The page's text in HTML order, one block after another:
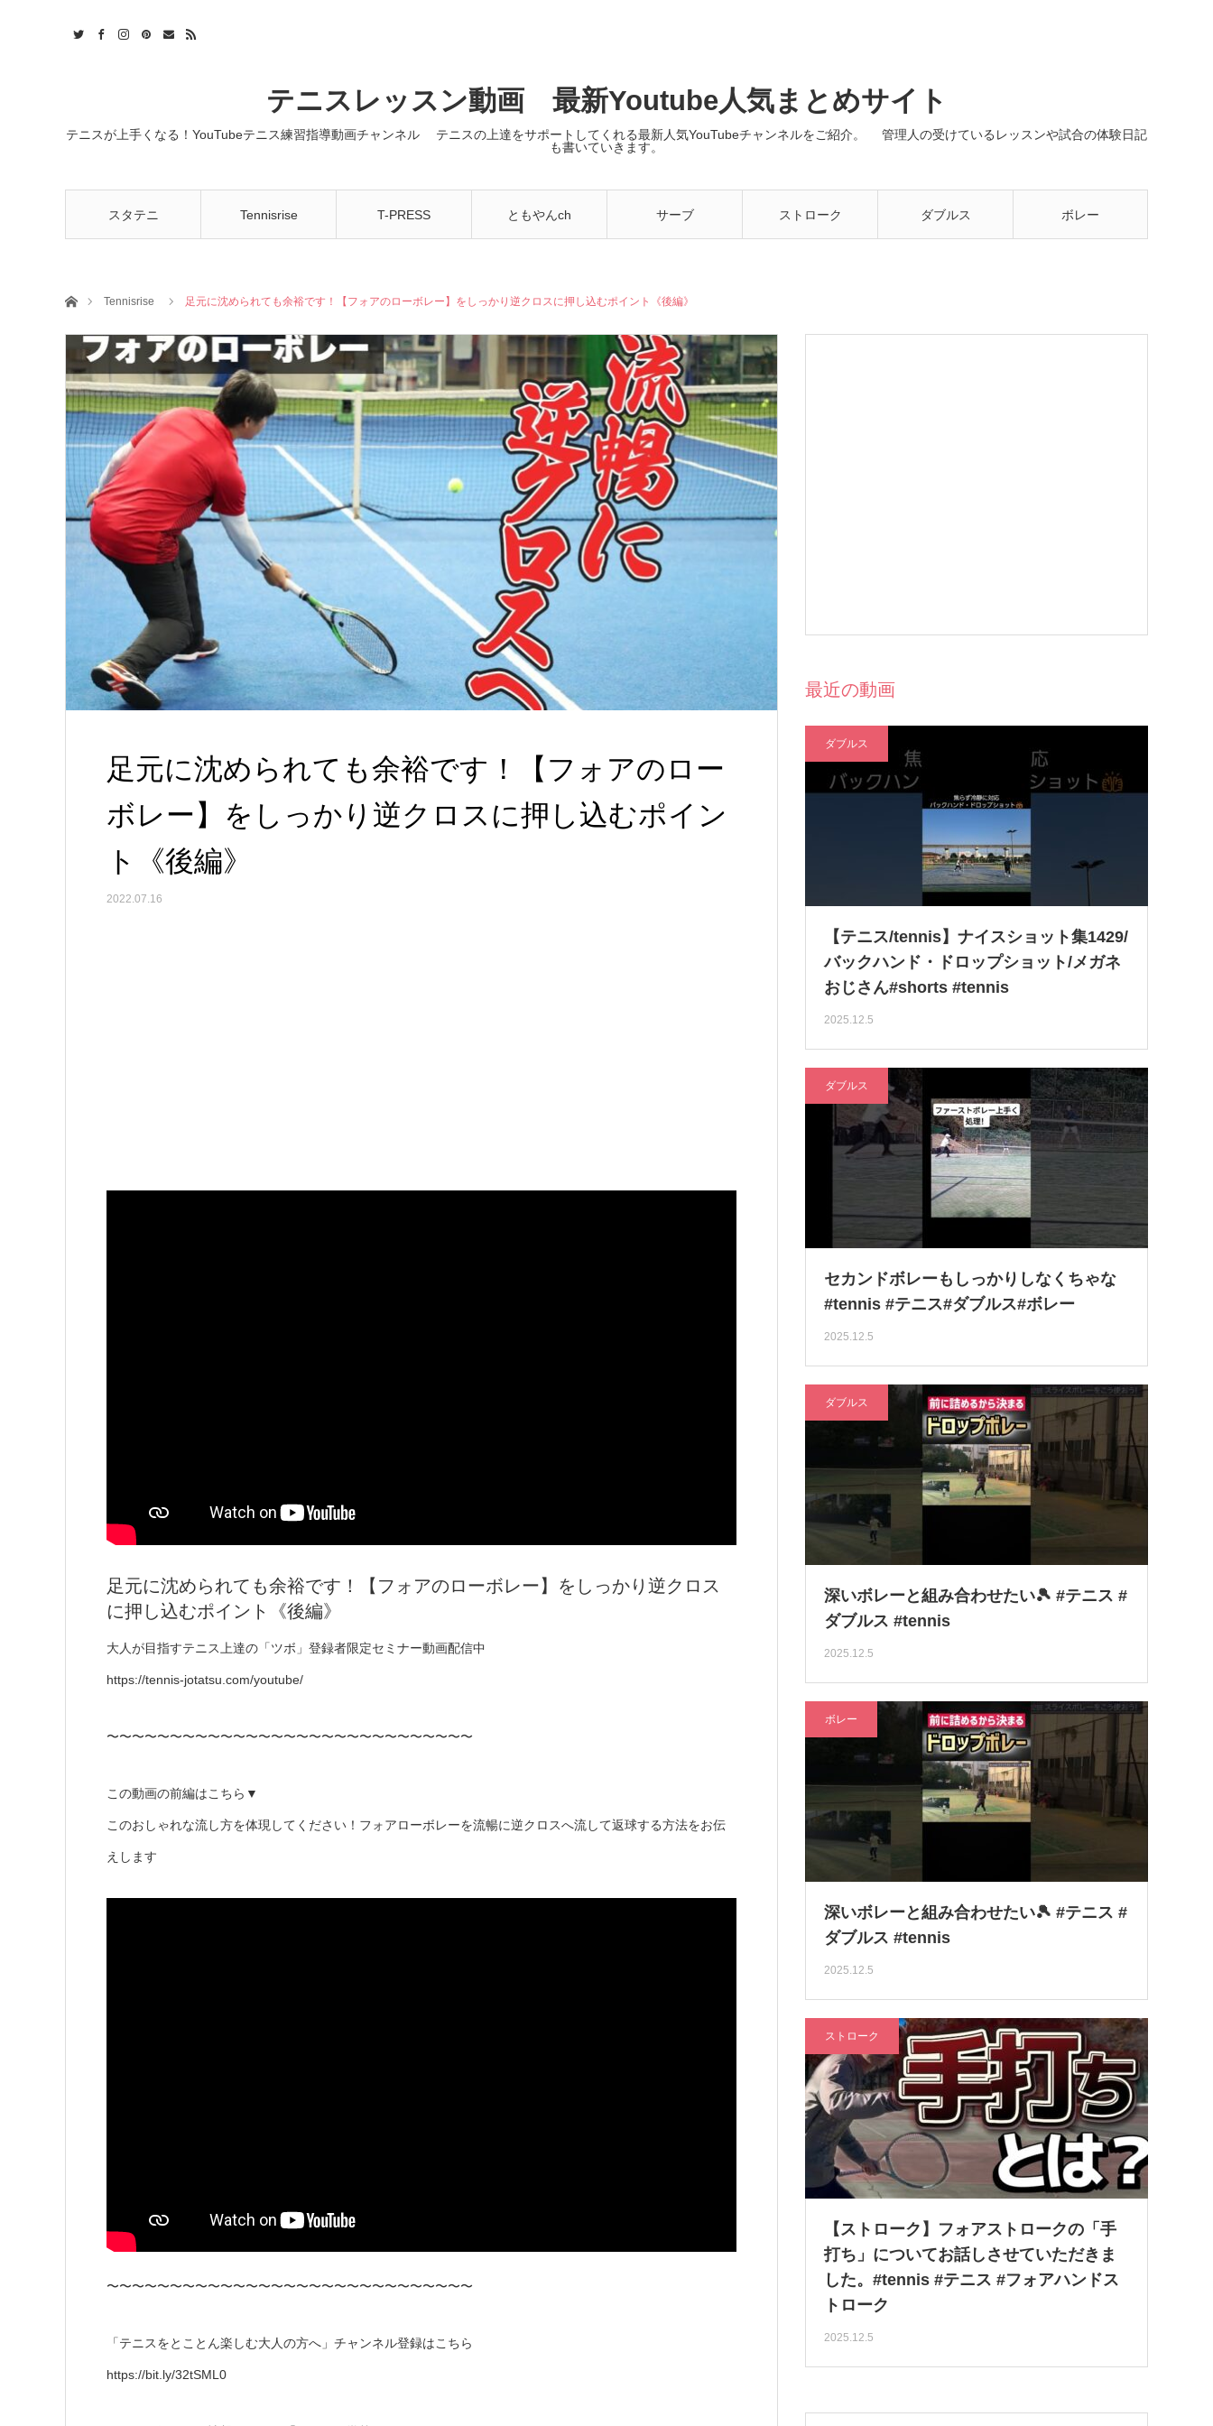
テニスレッスン動画 最新Youtube人気まとめサイト
テニスが上手くなる！YouTubeテニス練習指導動画チャンネル テニスの上達をサポートしてくれる最新人気YouTubeチャンネルをご紹介。 管理人の受けているレッスンや試合の体験日記
も書いていきます。
スタテニ Tennisrise T-PRESS ともやんch サーブ ストローク ダブルス ボレー
ホームTennisrise 足元に沈められても余裕です！【フォアのローボレー】をしっかり逆クロスに押し込むポイント《後編》
足元に沈められても余裕です！【フォアのロー
ボレー】をしっかり逆クロスに押し込むポイン
ト《後編》
2022.07.16
足元に沈められても余裕です！【フォアのローボレー】をしっかり逆クロス
に押し込むポイント《後編》
大人が目指すテニス上達の「ツボ」登録者限定セミナー動画配信中
https://tennis-jotatsu.com/youtube/
〜〜〜〜〜〜〜〜〜〜〜〜〜〜〜〜〜〜〜〜〜〜〜〜〜〜〜〜〜
この動画の前編はこちら▼
このおしゃれな流し方を体現してください！フォアローボレーを流暢に逆クロスへ流して返球する方法をお伝
えします
〜〜〜〜〜〜〜〜〜〜〜〜〜〜〜〜〜〜〜〜〜〜〜〜〜〜〜〜〜
「テニスをとことん楽しむ大人の方へ」チャンネル登録はこちら
https://bit.ly/32tSML0
最近の動画
ダブルス
【テニス/tennis】ナイスショット集1429/
バックハンド・ドロップショット/メガネ
おじさん#shorts #tennis
2025.12.5
ダブルス
セカンドボレーもしっかりしなくちゃな
#tennis #テニス#ダブルス#ボレー
2025.12.5
ダブルス
深いボレーと組み合わせたい🎾 #テニス #
ダブルス #tennis
2025.12.5
ボレー
深いボレーと組み合わせたい🎾 #テニス #
ダブルス #tennis
2025.12.5
ストローク
【ストローク】フォアストロークの「手
打ち」についてお話しさせていただきま
した。#tennis #テニス #フォアハンドス
トローク
2025.12.5